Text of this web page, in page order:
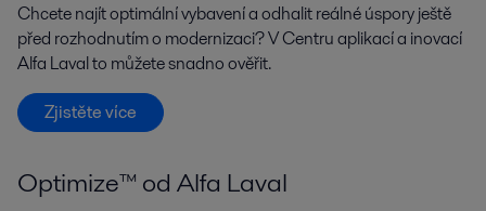
Chcete najít optimální vybavení a odhalit reálné úspory ještě
před rozhodnutím o modernizaci? V Centru aplikací a inovací
Alfa Laval to můžete snadno ověřit.
Zjistěte více
Optimize™ od Alfa Laval